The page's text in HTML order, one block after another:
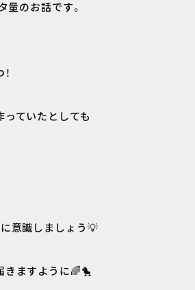
量のお話です。
ていたとしても
意識しましょう💡
きますように🌈🐤